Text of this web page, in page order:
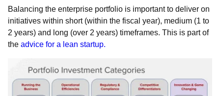
Balancing the enterprise portfolio is important to deliver on
initiatives within short (within the fiscal year), medium (1 to
2 years) and long (over 2 years) timeframes. This is part of
the advice for a lean startup.